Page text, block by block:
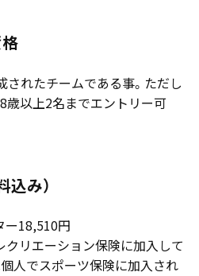
されたチームである事。ただし
歳以上2名までエントリー可
込み）
ー18,510円
リエーション保険に加入して
人でスポーツ保険に加入され